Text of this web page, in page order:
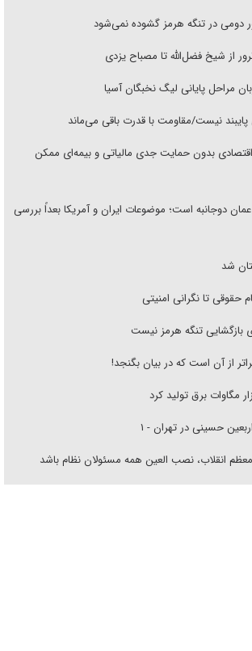
دومی در تنگه هرمز گشوده نمی‌شود
از شیخ فضل‌الله تا مصباح یزدی
مراحل پایانی لیگ نخبگان آسیا
پایبند نیست/مقاومت با قدرت باقی می‌ماند
اقتصادی بدون حمایت جدی مالیاتی و بیمه‌ای ممکن
دوجانبه است؛ موضوعات ایران و آمریکا بعداً بررسی
شد
حقوقی تا نگرانی امنیتی
بازگشایی تنگه هرمز نیست
از آن است که در بیان بگنجد!
حسینی در تهران - ۱
انقلاب، نصب العین همه مسئولان نظام باشد